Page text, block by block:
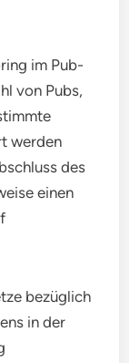
im Pub-
von Pubs,
werden
des
einen
bezüglich
in der